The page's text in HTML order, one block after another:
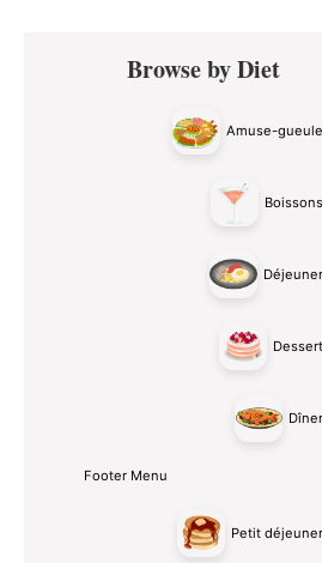
Primary
SidebarBrowse by Diet
Amuse-gueule
Boissons
Déjeuner
Dessert
Dîner
Footer Menu
Petit déjeuner